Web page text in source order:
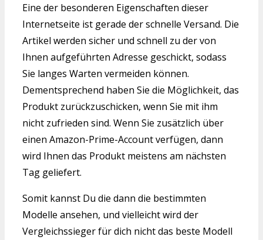
Eine der besonderen Eigenschaften dieser
Internetseite ist gerade der schnelle Versand. Die
Artikel werden sicher und schnell zu der von
Ihnen aufgeführten Adresse geschickt, sodass
Sie langes Warten vermeiden können.
Dementsprechend haben Sie die Möglichkeit, das
Produkt zurückzuschicken, wenn Sie mit ihm
nicht zufrieden sind. Wenn Sie zusätzlich über
einen Amazon-Prime-Account verfügen, dann
wird Ihnen das Produkt meistens am nächsten
Tag geliefert.
Somit kannst Du die dann die bestimmten
Modelle ansehen, und vielleicht wird der
Vergleichssieger für dich nicht das beste Modell